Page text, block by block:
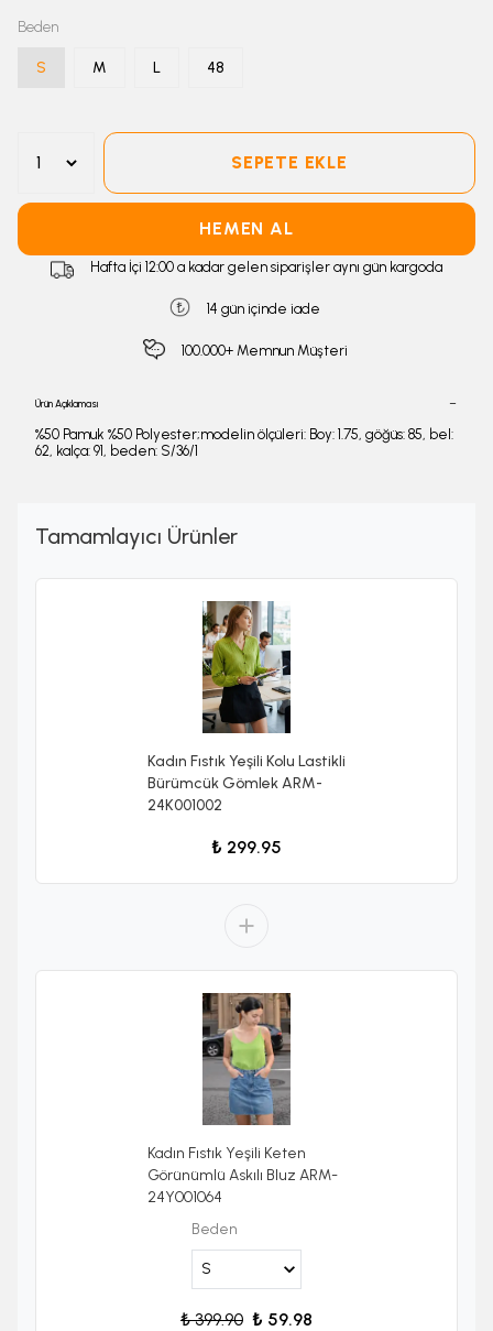
Beden
S M L 48
SEPETE EKLE
HEMEN AL
Hafta İçi 12:00 a kadar gelen siparişler aynı gün kargoda
14 gün içinde iade
100.000+ Memnun Müşteri
Ürün Açıklaması
%50 Pamuk %50 Polyester;modelin ölçüleri: Boy: 1.75, göğüs: 85, bel:
62, kalça: 91, beden: S/36/1
Tamamlayıcı Ürünler
Kadın Fıstık Yeşili Kolu Lastikli
Bürümcük Gömlek ARM-
24K001002
₺ 299.95
Kadın Fıstık Yeşili Keten
Görünümlü Askılı Bluz ARM-
24Y001064
Beden
₺ 399.90 ₺ 59.98